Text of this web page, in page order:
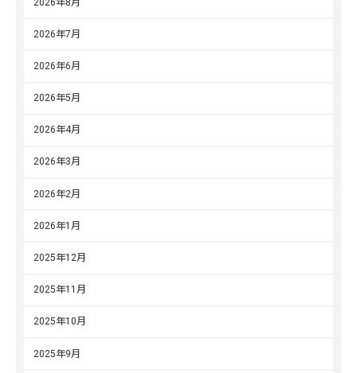
2026年7月
2026年6月
2026年5月
2026年4月
2026年3月
2026年2月
2026年1月
2025年12月
2025年11月
2025年10月
2025年9月